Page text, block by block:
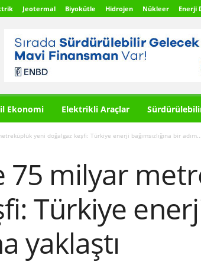
Jeotermal Biyokütle Hidrojen Nükleer Enerji
Ekonomi Elektrikli Araçlar
yeni doğalgaz keşfi: Türkiye enerji bağımsızlığına bir adım...
75 milyar
Türkiye enerji
yaklaştı